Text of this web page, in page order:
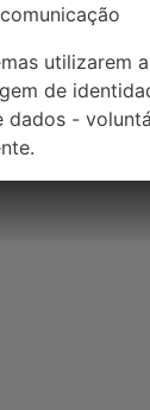
utilizarem
de
dados -